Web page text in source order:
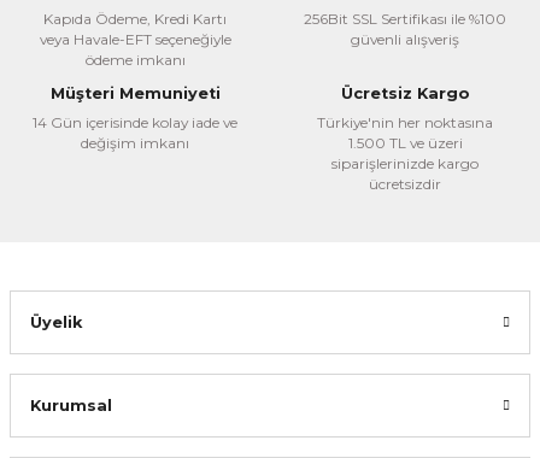
Kapıda Ödeme, Kredi Kartı
veya Havale-EFT seçeneğiyle
ödeme imkanı
256Bit SSL Sertifikası ile %100
güvenli alışveriş
Müşteri Memuniyeti
14 Gün içerisinde kolay iade ve
değişim imkanı
Ücretsiz Kargo
Türkiye'nin her noktasına
1.500 TL ve üzeri
siparişlerinizde kargo
ücretsizdir
Üyelik
Kurumsal